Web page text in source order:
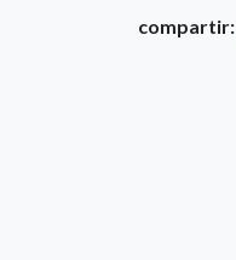
compartir: